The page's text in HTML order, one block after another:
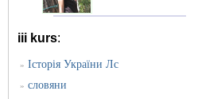
iii kurs:
» Історія України Лс
» словяни